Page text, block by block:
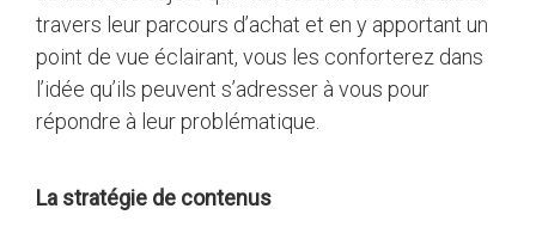
travers leur parcours d’achat et en y apportant un
point de vue éclairant, vous les conforterez dans
l’idée qu’ils peuvent s’adresser à vous pour
répondre à leur problématique.
La stratégie de contenus